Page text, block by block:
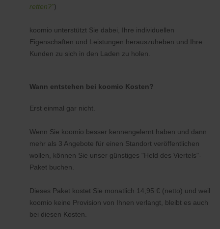
retten?")
koomio unterstützt Sie dabei, Ihre individuellen
Eigenschaften und Leistungen herauszuheben und Ihre
Kunden zu sich in den Laden zu holen.
Wann entstehen bei koomio Kosten?
Erst einmal gar nicht.
Wenn Sie koomio besser kennengelernt haben und dann
mehr als 3 Angebote für einen Standort veröffentlichen
wollen, können Sie unser günstiges "Held des Viertels"-
Paket buchen.
Dieses Paket kostet Sie monatlich 14,95 € (netto) und weil
koomio keine Provision von Ihnen verlangt, bleibt es auch
bei diesen Kosten.